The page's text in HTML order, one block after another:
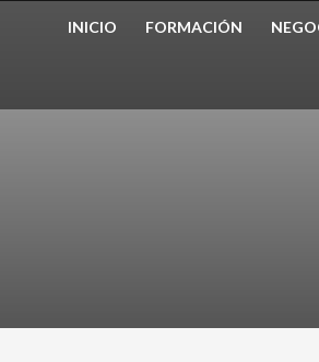
INICIO FORMACIÓN